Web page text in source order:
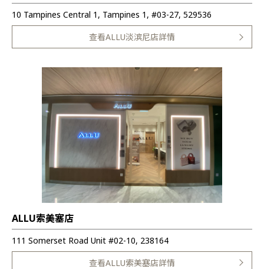
10 Tampines Central 1, Tampines 1, #03-27, 529536
查看ALLU淡滨尼店詳情
ALLU索美塞店
111 Somerset Road Unit #02-10, 238164
查看ALLU索美塞店詳情